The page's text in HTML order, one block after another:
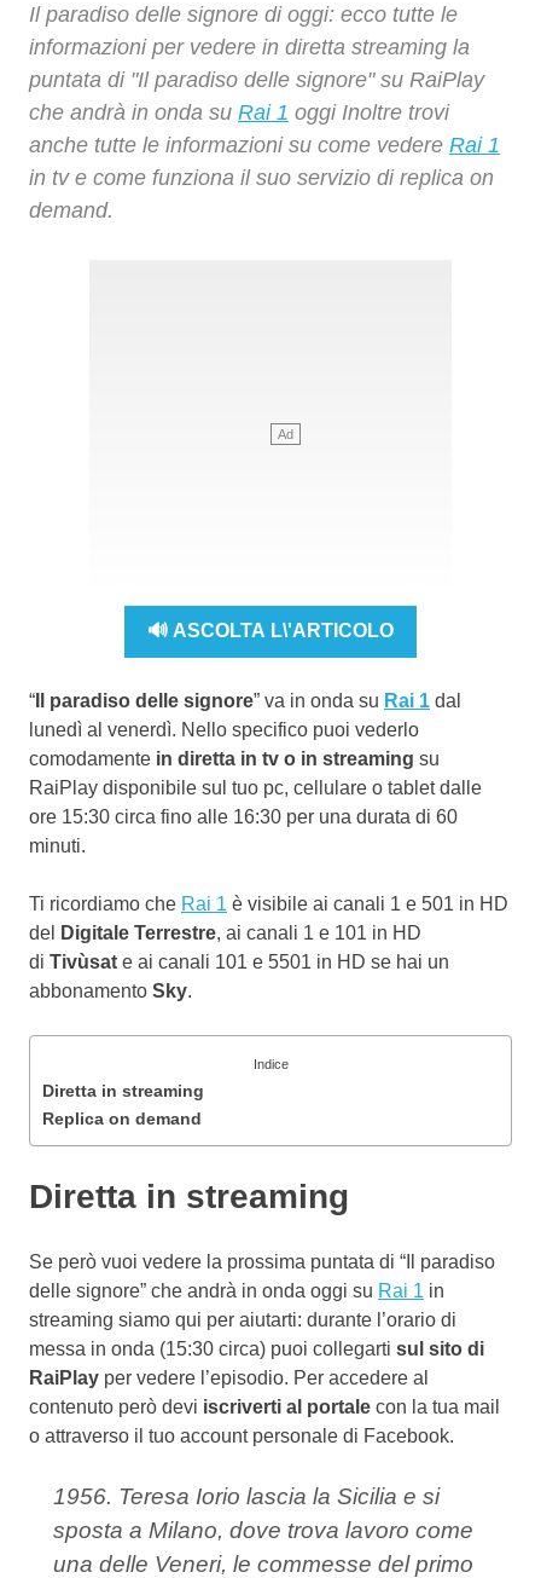
Il paradiso delle signore di oggi: ecco tutte le
informazioni per vedere in diretta streaming la
puntata di "Il paradiso delle signore" su RaiPlay
che andrà in onda su Rai 1 oggi Inoltre trovi
anche tutte le informazioni su come vedere Rai 1
in tv e come funziona il suo servizio di replica on
demand.
🔊 ASCOLTA L\'ARTICOLO
“ Il paradiso delle signore” va in onda su Rai 1 dal
lunedì al venerdì. Nello specifico puoi vederlo
comodamente in diretta in tv o in streaming su
RaiPlay disponibile sul tuo pc, cellulare o tablet dalle
ore 15:30 circa fino alle 16:30 per una durata di 60
minuti.
Ti ricordiamo che Rai 1 è visibile ai canali 1 e 501 in HD
del
Digitale Terrestre, ai canali 1 e 101 in HD
di Tivùsat e ai canali 101 e 5501 in HD se hai un
abbonamento Sky.
Indice
Diretta in streaming
Replica on demand
Diretta in streaming
Se però vuoi vedere la prossima puntata di “Il paradiso
delle signore” che andrà in onda oggi su Rai 1 in
streaming siamo qui per aiutarti: durante l’orario di
messa in onda (15:30 circa) puoi collegarti sul sito di
RaiPlay per vedere l’episodio. Per accedere al
contenuto però devi iscriverti al portale con la tua mail
o attraverso il tuo account personale di Facebook.
1956. Teresa Iorio lascia la Sicilia e si
sposta a Milano, dove trova lavoro come
una delle Veneri, le commesse del primo